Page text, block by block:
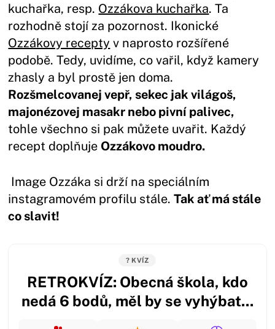
kuchařka, resp. Ozzákova kuchařka. Ta
rozhodně stojí za pozornost. Ikonické
Ozzákovy recepty v naprosto rozšířené
podobě. Tedy, uvidíme, co vařil, když kamery
zhasly a byl prostě jen doma.
Rozšmelcovanej vepř, sekec jak világoš,
majonézovej masakr nebo pivní palivec,
tohle všechno si pak můžete uvařit. Každý
recept doplňuje Ozzákovo moudro.
Image Ozzáka si drží na speciálním
instagramovém profilu stále.Tak ať má stále
co slavit!
? KVÍZ
RETROKVÍZ: Obecná škola, kdo
nedá 6 bodů, měl by se vyhýbat...